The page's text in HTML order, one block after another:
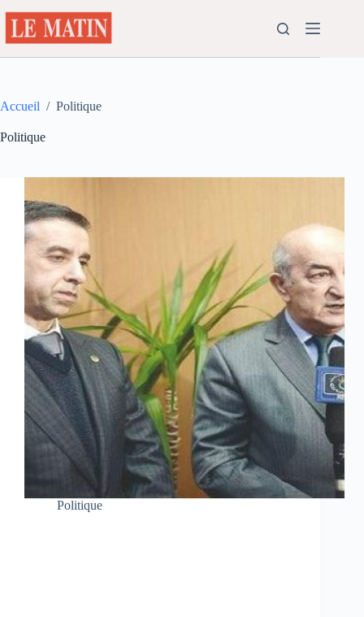
au
contenu
Accueil / Politique
Politique
Politique